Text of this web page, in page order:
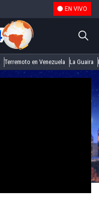
EN VIVO
Terremoto en Venezuela La Guaira